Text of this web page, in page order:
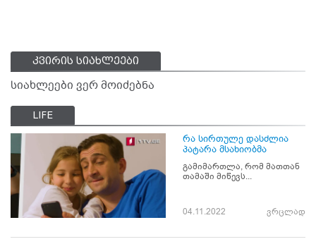
კვირის სიახლეები
სიახლეები ვერ მოიძებნა
LIFE
რა სირთულე დასძლია
პატარა მსახიობმა
გამიმართლა, რომ მათთან
თამაში მიწევს...
04.11.2022 ვრცლად